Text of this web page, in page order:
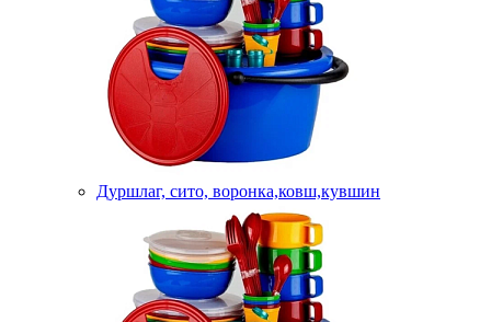
Дуршлаг, сито, воронка,ковш,кувшин